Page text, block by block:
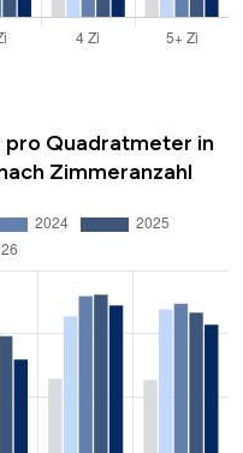
Quadratmeter in
Zimmeranzahl